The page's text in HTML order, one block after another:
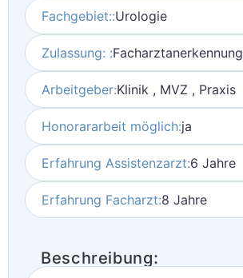
Fachgebiet::Urologie
Zulassung: :Facharztanerkennung
Arbeitgeber:Klinik , MVZ , Praxis
Honorararbeit möglich:ja
Erfahrung Assistenzarzt:6 Jahre
Erfahrung Facharzt:8 Jahre
Beschreibung: